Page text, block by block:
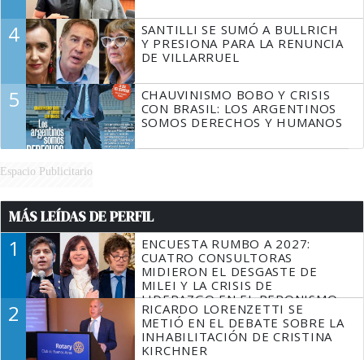
4
SANTILLI SE SUMÓ A BULLRICH
Y PRESIONA PARA LA RENUNCIA
DE VILLARRUEL
5
CHAUVINISMO BOBO Y CRISIS
CON BRASIL: LOS ARGENTINOS
SOMOS DERECHOS Y HUMANOS
Espacio Publicitario
MÁS LEÍDAS DE PERFIL
1
ENCUESTA RUMBO A 2027:
CUATRO CONSULTORAS
MIDIERON EL DESGASTE DE
MILEI Y LA CRISIS DE
LIDERAZGO EN EL PERONISMO
2
RICARDO LORENZETTI SE
METIÓ EN EL DEBATE SOBRE LA
INHABILITACIÓN DE CRISTINA
KIRCHNER